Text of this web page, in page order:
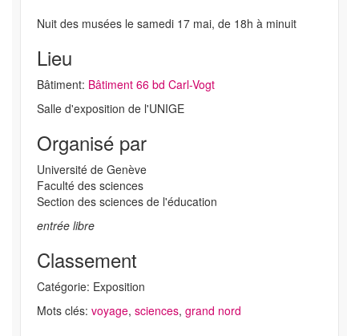
Nuit des musées le samedi 17 mai, de 18h à minuit
Lieu
Bâtiment: Bâtiment 66 bd Carl-Vogt
Salle d'exposition de l'UNIGE
Organisé par
Université de Genève
Faculté des sciences
Section des sciences de l'éducation
entrée libre
Classement
Catégorie: Exposition
Mots clés: voyage, sciences, grand nord